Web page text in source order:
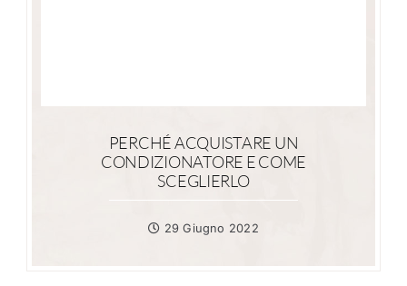
PERCHÉ ACQUISTARE UN
CONDIZIONATORE E COME
SCEGLIERLO
29 Giugno 2022